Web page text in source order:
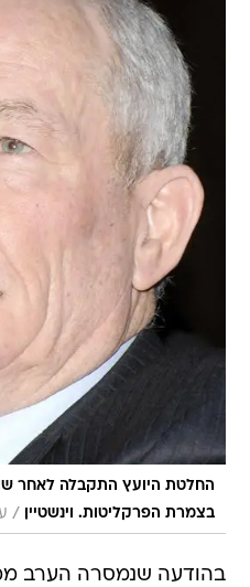
החלטת היועץ התקבלה לאחר
בצמרת הפרקליטות. וינשטיין
/
בהודעה שנמסרה הערב